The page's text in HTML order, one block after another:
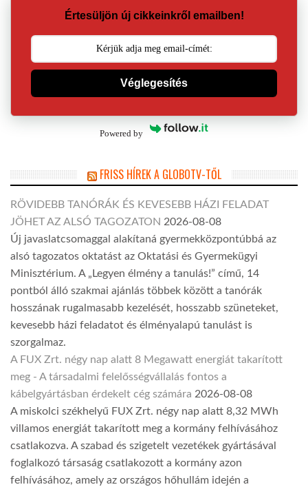
Értesüljön új cikkeinkről emailben!
Véglegesítés
Powered by
FRISS HÍREK A GLOBOTV-TŐL
RÖVIDEBB TANÓRÁK ÉS KEVESEBB HÁZI FELADAT
JÖHET AZ ALSÓ TAGOZATON 2026-08-08
Új javaslatcsomaggal alakítaná gyermekközpontúbbá az
alsó tagozatos oktatást az Oktatási és Gyermekügyi
Minisztérium. A „Legyen élmény a tanulás!” című, 14
pontból álló szakmai ajánlás többek között a tanórák
hosszának rugalmasabb kezelését, hosszabb szüneteket,
kevesebb házi feladatot és élményalapú tanulást is
szorgalmaz.
A FUX Zrt. négy nap alatt 8 Megawatt energiát takarított
meg - A társadalmi felelősségvállalás fontos a
kábelgyártásban érdekelt cég számára 2026-08-08
A miskolci székhelyű FUX Zrt. négy nap alatt 8,32 MWh
villamos energiát takarított meg a kormány felhívásához
csatlakozva. A szabad és szigetelt vezetékek gyártásával
foglalkozó társaság csatlakozott a kormány azon
felhívásához, amely az országos hőhullám idején a